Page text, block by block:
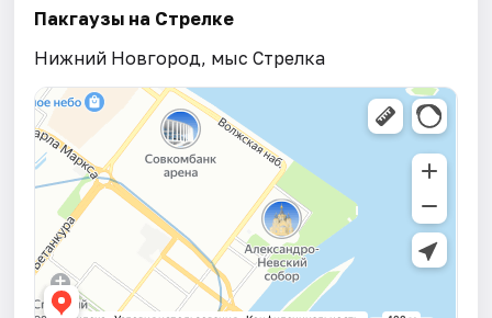
Пакгаузы на Стрелке
Нижний Новгород, мыс Стрелка